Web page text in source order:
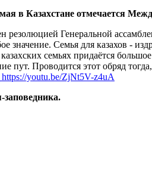
в Казахстане отмечается
резолюцией Генеральной
значение. Семья для казахов -
семьях придаётся
пут. Проводится этот обряд
https://youtu.be/ZjNt5V-z4uA
заповедника.